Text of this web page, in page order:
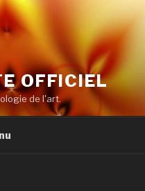
OFFICIEL
de l'art.